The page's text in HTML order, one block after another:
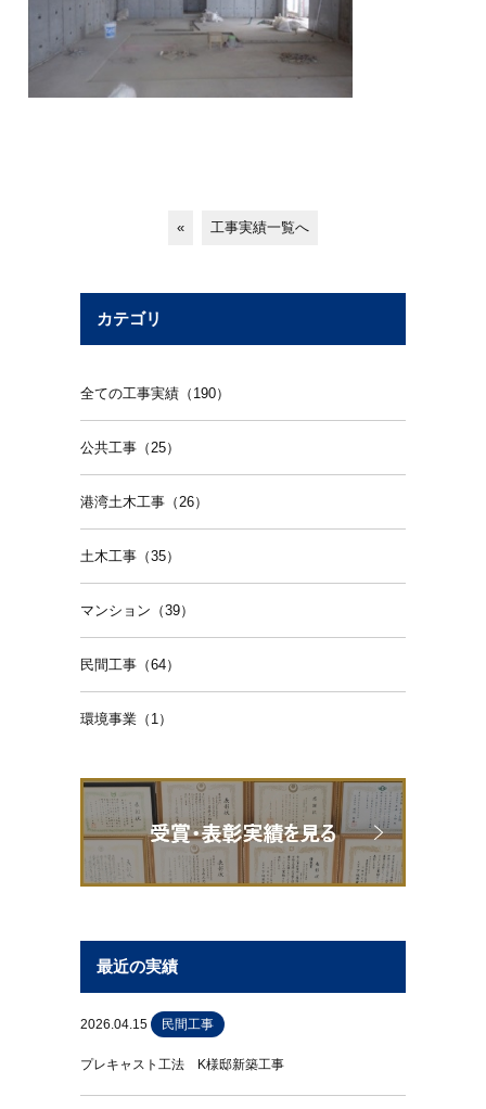
« 工事実績一覧へ
カテゴリ
全ての工事実績（190）
公共工事（25）
港湾土木工事（26）
土木工事（35）
マンション（39）
民間工事（64）
環境事業（1）
最近の実績
2026.04.15 民間工事
プレキャスト工法 K様邸新築工事